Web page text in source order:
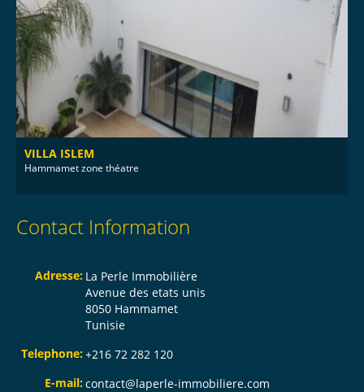
VILLA ISLEM
Hammamet zone théatre
Contact Information
Adresse: La Perle Immobilière
Avenue des etats unis
8050 Hammamet
Tunisie
Telephone:+216 72 282 120
E-mail:contact@laperle-immobiliere.com